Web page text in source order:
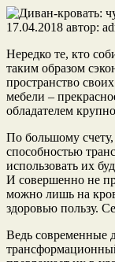
17.04.2018 автор:
Нередко те, кто
таким образом
пространство
мебели –
обладателем
По большому
способностью
использовать их
И совершенно не
можно лишь на
здоровью пользу.
Ведь современные